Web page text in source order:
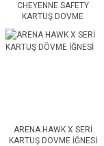
CHEYENNE SAFETY
KARTUŞ DÖVME
ARENA HAWK X SERİ
KARTUŞ DÖVME İĞNESİ